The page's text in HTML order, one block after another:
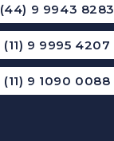
(44) 9 9943 8283
(11) 9 9995 4207
(11) 9 1090 0088